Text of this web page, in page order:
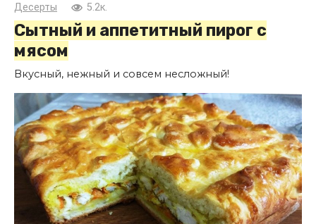
Десерты 5.2к.
Сытный и аппетитный пирог с
мясом
Вкусный, нежный и совсем несложный!